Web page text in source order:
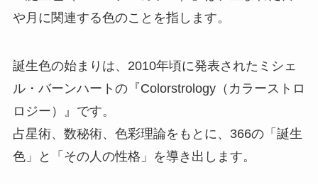
や月に関連する色のことを指します。
誕生色の始まりは、2010年頃に発表されたミシェ
ル・バーンハートの『Colorstrology（カラーストロ
ロジー）』です。
占星術、数秘術、色彩理論をもとに、366の「誕生
色」と「その人の性格」を導き出します。